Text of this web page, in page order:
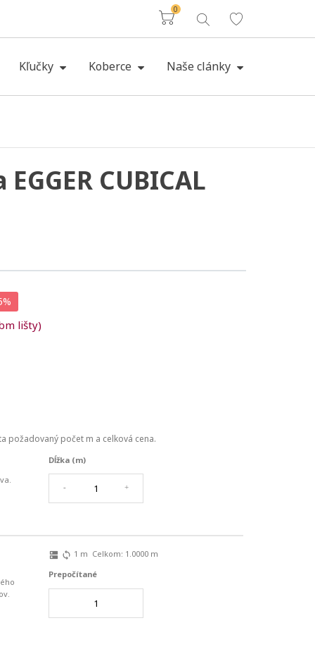
Košík
0
Kľučky Koberce Naše clánky
CUBICAL
lišty)
požadovaný počet m a celková cena.
Dĺžka (m)
- +
dns sync 1 m Celkom: 1.0000m
Prepočítané